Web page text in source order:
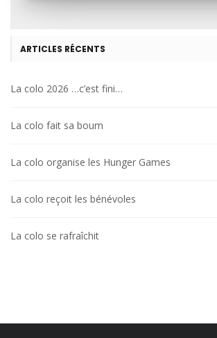
ARTICLES RÉCENTS
La colo 2026 …c’est fini…
La colo fait sa boum
La colo organise les Hunger Games
La colo reçoit les bénévoles
La colo se rafraîchit